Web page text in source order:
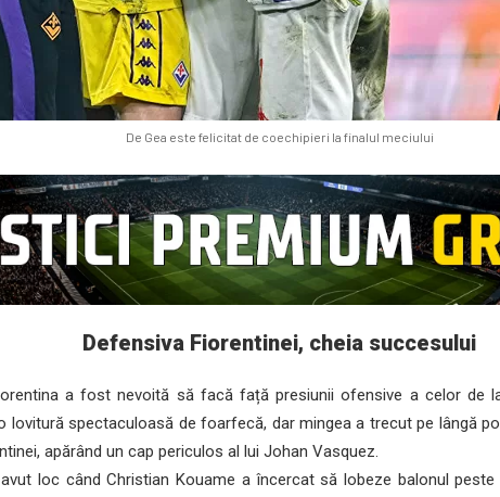
De Gea este felicitat de coechipieri la finalul meciului
Defensiva Fiorentinei, cheia succesului
a fost nevoită să facă față presiunii ofensive a celor de
lovitură spectaculoasă de foarfecă, dar mingea a trecut pe lângă
apărând un cap periculos al lui Johan Vasquez.
loc când Christian Kouame a încercat să lobeze balonul peste